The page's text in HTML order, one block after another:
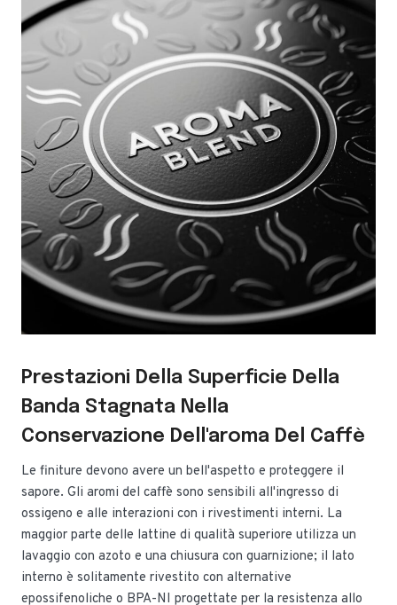
Prestazioni Della Superficie Della
Banda Stagnata Nella
Conservazione Dell'aroma Del Caffè
Le finiture devono avere un bell'aspetto e proteggere il
sapore. Gli aromi del caffè sono sensibili all'ingresso di
ossigeno e alle interazioni con i rivestimenti interni. La
maggior parte delle lattine di qualità superiore utilizza un
lavaggio con azoto e una chiusura con guarnizione; il lato
interno è solitamente rivestito con alternative
epossifenoliche o BPA-NI progettate per la resistenza allo